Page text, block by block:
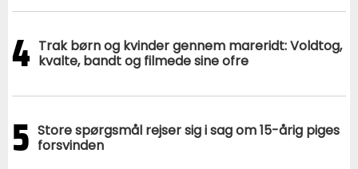
4 Trak børn og kvinder gennem mareridt: Voldtog,
kvalte, bandt og filmede sine ofre
5 Store spørgsmål rejser sig i sag om 15-årig piges
forsvinden